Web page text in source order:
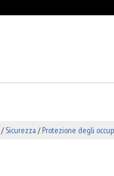
/Sicurezza /Protezione degli